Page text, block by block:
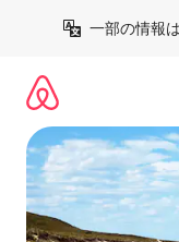
一部の情報